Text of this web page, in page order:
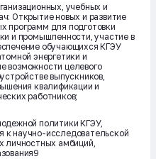
учебных и
Открытие новых и развитие
программ для подготовки
и промышленности, участие в
обучающихся КГЭУ
энергетики и
возможности целевого
выпускников,
квалификации и
работников;
политики КГЭУ,
к научно-исследовательской
личностных амбиций,